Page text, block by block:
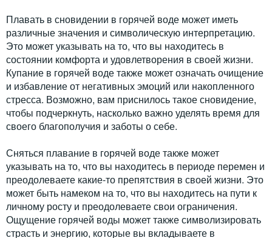
Плавать в сновидении в горячей воде может иметь
различные значения и символическую интерпретацию.
Это может указывать на то, что вы находитесь в
состоянии комфорта и удовлетворения в своей жизни.
Купание в горячей воде также может означать очищение
и избавление от негативных эмоций или накопленного
стресса. Возможно, вам приснилось такое сновидение,
чтобы подчеркнуть, насколько важно уделять время для
своего благополучия и заботы о себе.
Сняться плавание в горячей воде также может
указывать на то, что вы находитесь в периоде перемен и
преодолеваете какие-то препятствия в своей жизни. Это
может быть намеком на то, что вы находитесь на пути к
личному росту и преодолеваете свои ограничения.
Ощущение горячей воды может также символизировать
страсть и энергию, которые вы вкладываете в